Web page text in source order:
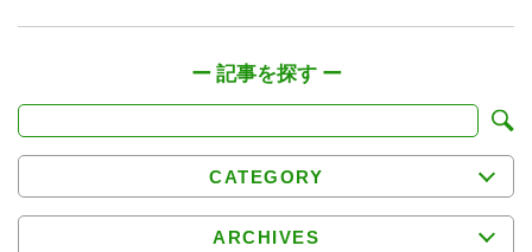
CATEGORY
ARCHIVES